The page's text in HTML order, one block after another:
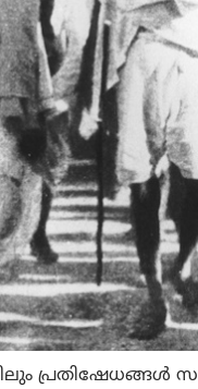
പ്രതിഷേധങ്ങൾ